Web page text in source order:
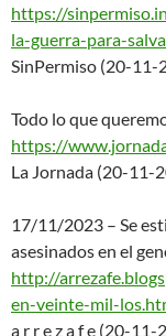
https://
la-guerra-para-
SinPermiso (20-11-
Todo lo que
https://
La Jornada (20-11-
17/11/2023 – Se
asesinados en el
http://
en-veinte-mil-
a r r e z a f e (20-11-